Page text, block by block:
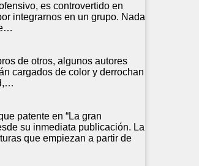
es controvertido en
integrarnos en un grupo. Nada
de otros, algunos autores
cargados de color y derrochan
patente en “La gran
su inmediata publicación. La
que empiezan a partir de